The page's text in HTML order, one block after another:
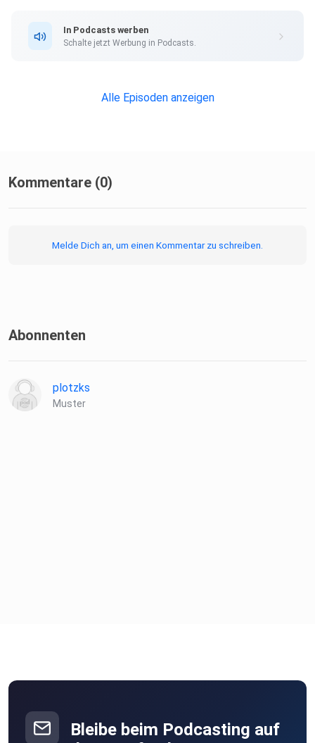
In Podcasts werben
Schalte jetzt Werbung in Podcasts.
Alle Episoden anzeigen
Kommentare (0)
Melde Dich an, um einen Kommentar zu schreiben.
Abonnenten
plotzks
Muster
Bleibe beim Podcasting auf